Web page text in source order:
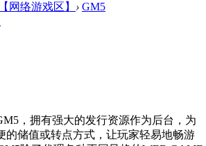
【网络游戏区】 › GM5
，拥有强大的发行资源作为后台，为
的储值或转点方式，让玩家轻易地畅游